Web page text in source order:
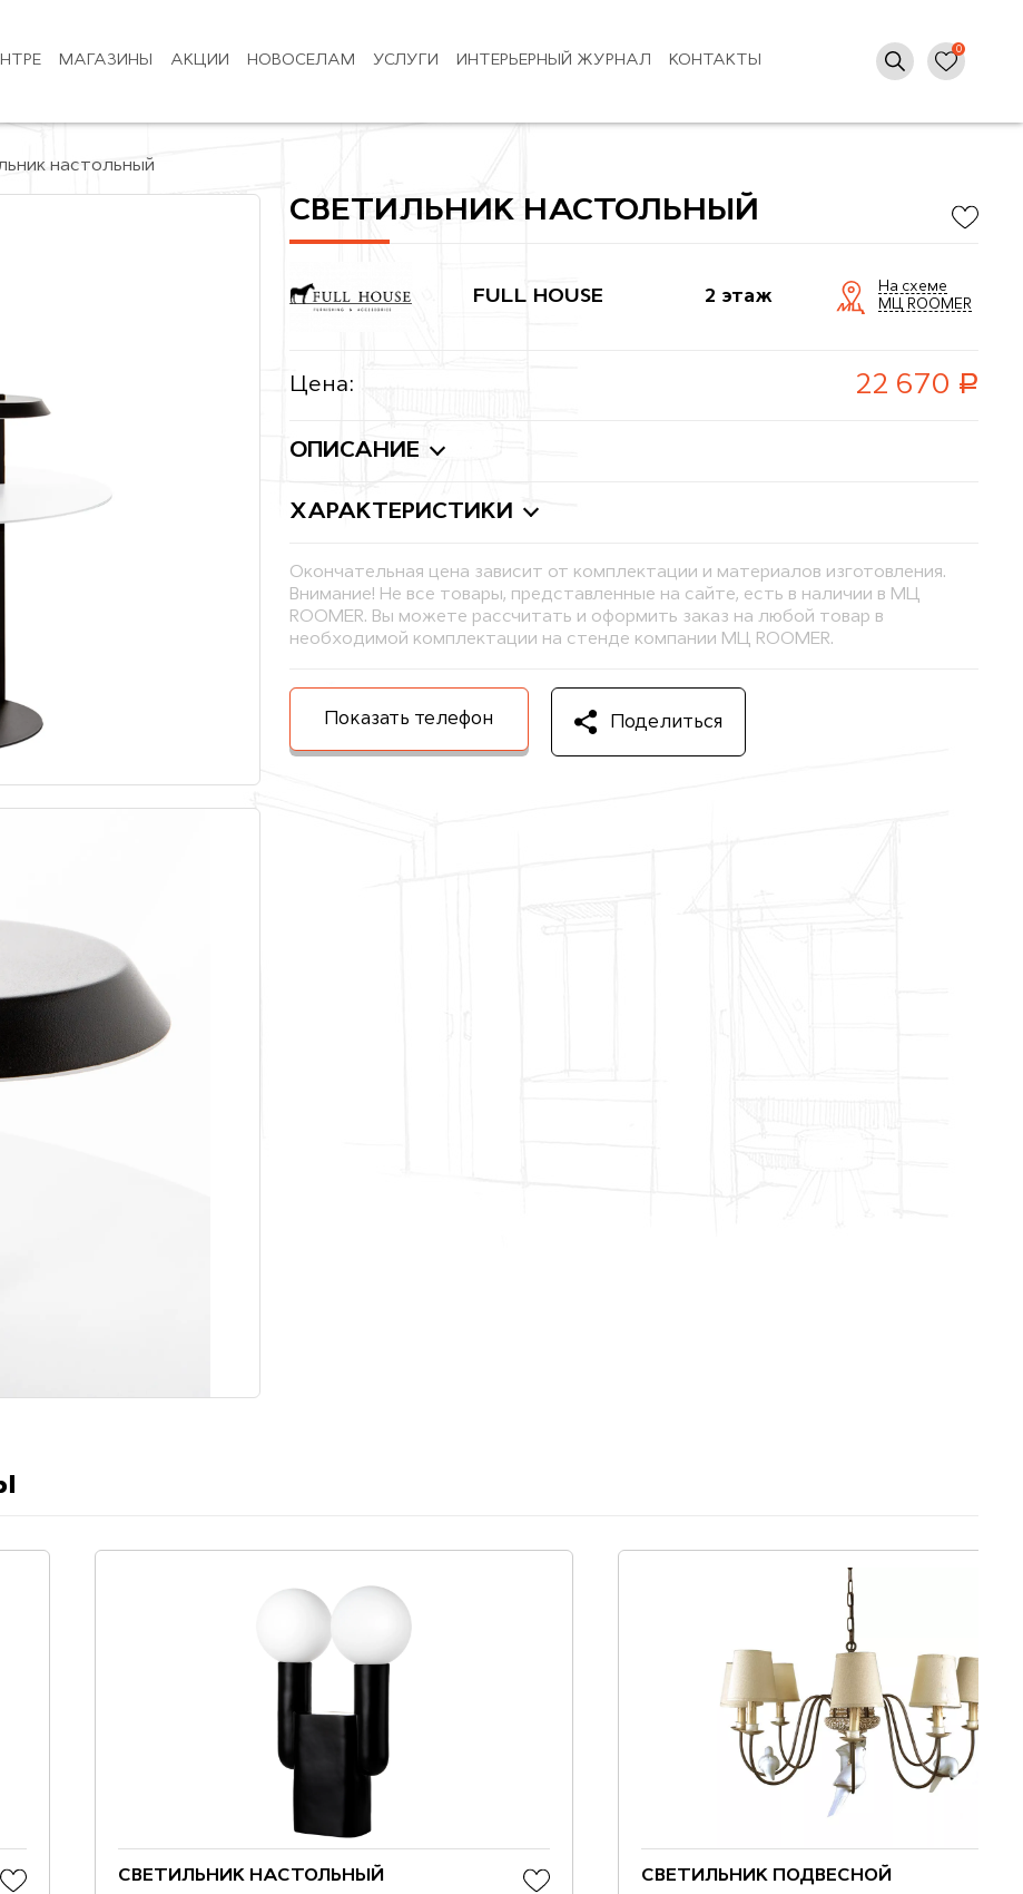
МАГАЗИНЫ АКЦИИ НОВОСЕЛАМ УСЛУГИ ИНТЕРЬЕРНЫЙ ЖУРНАЛ КОНТАКТЫ
настольный
СВЕТИЛЬНИК НАСТОЛЬНЫЙ
FULL HOUSE 2 этаж
На схеме
МЦ ROOMER
Цена: 22 670 руб.
ОПИСАНИЕ
ХАРАКТЕРИСТИКИ
Окончательная цена зависит от комплектации и материалов изготовления.
Внимание! Не все товары, представленные на сайте, есть в наличии в МЦ
ROOMER. Вы можете рассчитать и оформить заказ на любой товар в
необходимой комплектации на стенде компании МЦ ROOMER.
Показать телефон Поделиться
СВЕТИЛЬНИК НАСТОЛЬНЫЙ СВЕТИЛЬНИК ПОДВЕСНОЙ